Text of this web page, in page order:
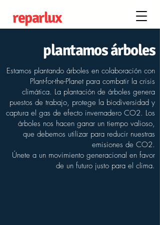
reparlux
plantamos árboles
Estamos plantando árboles en colaboración con
Plant-for-the-Planet para combatir la crisis
climática. La plantación de árboles genera
puestos de trabajo, protege la biodiversidad y
captura el gas de efecto invernadero CO2. Los
árboles nos hacen ganar un tiempo valioso,
que debemos utilizar para reducir nuestras
emisiones de CO2.
​Únete a un movimiento generacional en favor
de un futuro justo para el clima.